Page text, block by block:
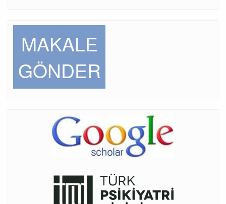
MAKALE
GÖNDER